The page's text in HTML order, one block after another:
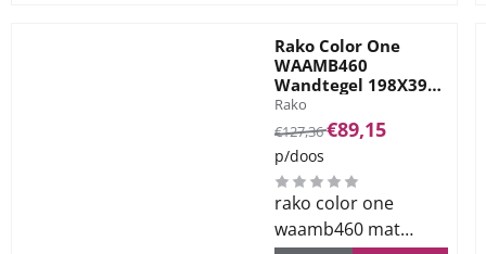
Rako Color One
WAAMB460
Wandtegel 198X398
Orange 7mm Mat
Merk:
Rako
Van 127,36 voor 89,15
€127,36€89,15
p/doos
rako color one
waamb460 mat